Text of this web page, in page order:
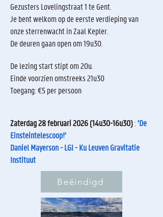
Gezusters Lovelingstraat 1 te Gent.
Je bent welkom op de eerste verdieping van
onze sterrenwacht in Zaal Kepler.
De deuren gaan open om 19u30.
De lezing start stipt om 20u.
Einde voorzien omstreeks 21u30
Toegang: €5 per persoon
Zaterdag 28 februari 2026 (14u30-16u30):'De
Einsteintelescoop!'
Daniel Mayerson - LGI - Ku Leuven Gravitatie
Instituut
Beëindigd